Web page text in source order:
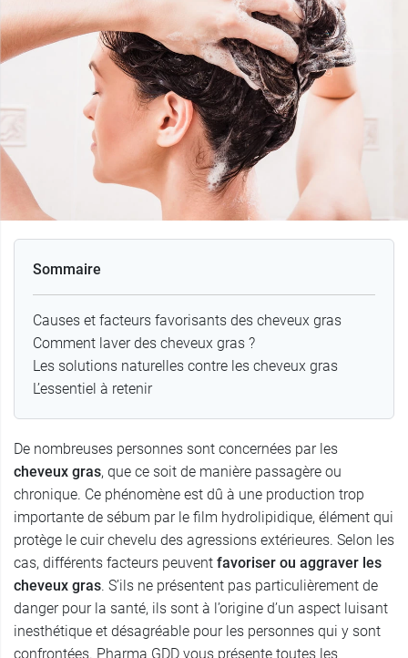
Sommaire
Causes et facteurs favorisants des cheveux gras
Comment laver des cheveux gras ?
Les solutions naturelles contre les cheveux gras
L’essentiel à retenir
De nombreuses personnes sont concernées par les
cheveux gras, que ce soit de manière passagère ou
chronique. Ce phénomène est dû à une production trop
importante de sébum par le film hydrolipidique, élément qui
protège le cuir chevelu des agressions extérieures. Selon les
cas, différents facteurs peuvent favoriser ou aggraver les
cheveux gras. S’ils ne présentent pas particulièrement de
danger pour la santé, ils sont à l’origine d’un aspect luisant
inesthétique et désagréable pour les personnes qui y sont
confrontées. Pharma GDD vous présente toutes les